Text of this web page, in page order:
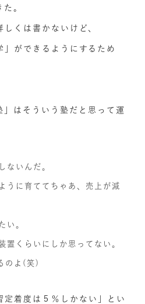
。
くは書かないけど、
」ができるようにするため
」はそういう塾だと思って運
ないんだ。
うに育ててちゃあ、売上が減
い。
置くらいにしか思ってない。
のよ(笑)
着度は５％しかない」とい